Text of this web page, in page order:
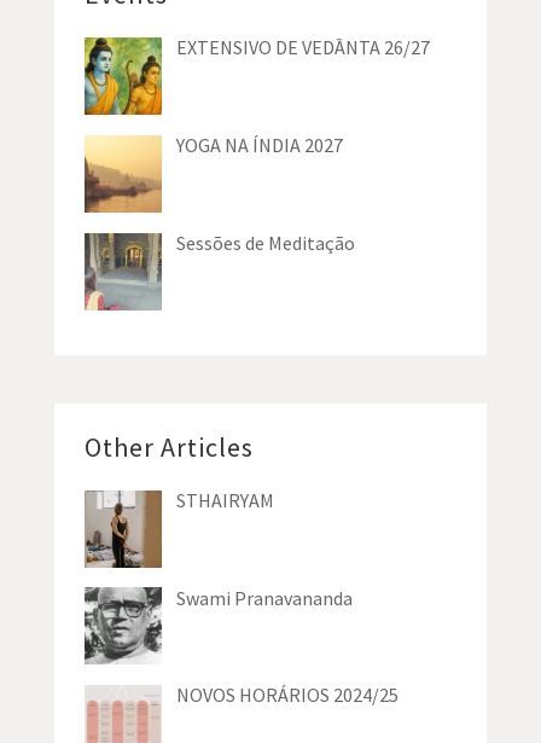
EXTENSIVO DE VEDĀNTA 26/27
YOGA NA ÍNDIA 2027
Sessões de Meditação
Other Articles
STHAIRYAM
Swami Pranavananda
NOVOS HORÁRIOS 2024/25